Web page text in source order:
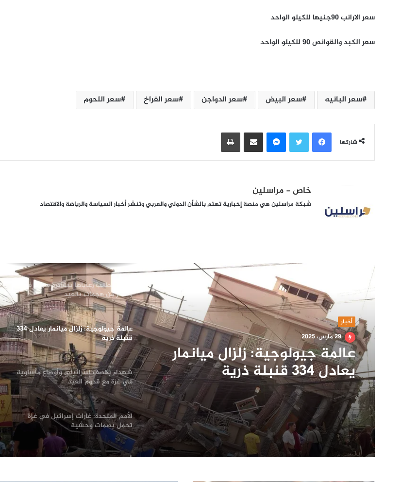
سعر الارانب 90جنيها للكيلو الواحد
سعر الكبد والقوانص 90 للكيلو الواحد
سعر البانيه سعر البيض سعر الدواجن سعر الفراخ سعر اللحوم
شاركها
فيسبوكتويتر ماسنجر مشاركة عبر البريد طباعة
خاص - مراسلين
شبكة مراسلين هي منصة إخبارية تهتم بالشأن الدولي والعربي وتنشر أخبار السياسة والرياضة والاقتصاد
أخبار
29 مارس، 2025
عالمة جيولوجية: زلزال ميانمار
يعادل 334 قنبلة ذرية
208 شهداء..إسرائيل تتعمد قتل
الدعم السريع
العشائر الفلسطينية تحذر من محاولات زرع
الفتنة في غزة
أمريكا تطالب رعاياها بمغادرة سوريا فوراً
وتحذر من هجمات بالعيد
عالمة جيولوجية: زلزال ميانمار يعادل 334
قنبلة ذرية
شهداء بقصف إسرائيلي وأوضاع مأساوية
في غزة مع قدوم العيد
الأمم المتحدة: غارات إسرائيل في غزة
تحمل بصمات وحشية
لأول مرة منذ وقف النار.. إسرائيل تستهدف